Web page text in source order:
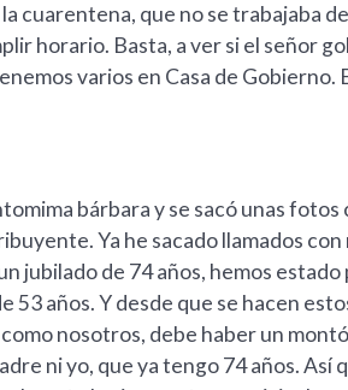
cuarentena, que no se trabajaba
horario. Basta, a ver si el señor
varios en Casa de Gobierno.
bárbara y se sacó unas fotos
Ya he sacado llamados
jubilado de 74 años, hemos estado
53 años. Y desde que se hacen
nosotros, debe haber un
ni yo, que ya tengo 74 años. Así